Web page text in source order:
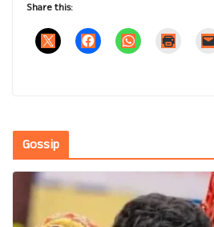
Share this:
Gossip